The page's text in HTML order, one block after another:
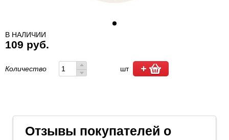
В НАЛИЧИИ
109 руб.
Количество шт
Отзывы покупателей о